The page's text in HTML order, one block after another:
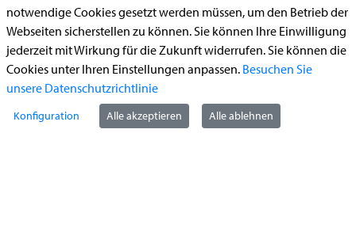
52070 Aachen
Anfahrt
Tel:+49 241 5198-0
E-Mail: info@staedteregion-aachen.de
www.staedteregion-aachen.de
notwendige Cookies gesetzt werden müssen, um den Betrieb der
Webseiten sicherstellen zu können. Sie können Ihre Einwilligung
jederzeit mit Wirkung für die Zukunft widerrufen. Sie können die
Cookies unter Ihren Einstellungen anpassen. Besuchen Sie
unsere Datenschutzrichtlinie
Konfiguration Alle akzeptieren Alle ablehnen